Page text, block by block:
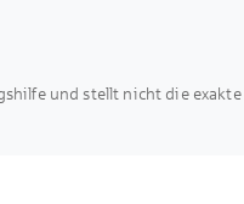
und stellt nicht die exakte